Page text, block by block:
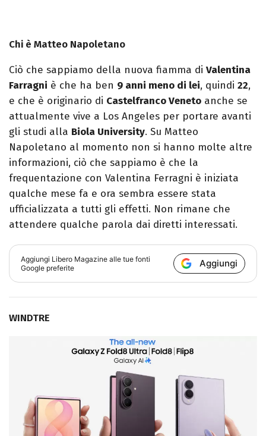
Chi è Matteo Napoletano
Ciò che sappiamo della nuova fiamma di Valentina
Farragni è che ha ben 9 anni meno di lei, quindi 22,
e che è originario di Castelfranco Veneto anche se
attualmente vive a Los Angeles per portare avanti
gli studi alla Biola University. Su Matteo
Napoletano al momento non si hanno molte altre
informazioni, ciò che sappiamo è che la
frequentazione con Valentina Ferragni è iniziata
qualche mese fa e ora sembra essere stata
ufficializzata a tutti gli effetti. Non rimane che
attendere qualche parola dai diretti interessati.
Aggiungi Libero Magazine alle tue fonti
Google preferite
Aggiungi
WINDTRE